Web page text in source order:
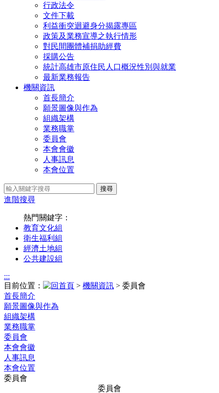
行政法令
文件下載
利益衝突迴避身分揭露專區
政策及業務宣導之執行情形
對民間團體補捐助經費
採購公告
統計高雄市原住民人口概況性別與就業
最新業務報告
機關資訊
首長簡介
願景圖像與作為
組織架構
業務職掌
委員會
本會會徽
人事訊息
本會位置
搜尋
進階搜尋
熱門關鍵字：
教育文化組
衛生福利組
經濟土地組
公共建設組
:::
目前位置：
> 機關資訊 > 委員會
首長簡介
願景圖像與作為
組織架構
業務職掌
委員會
本會會徽
人事訊息
本會位置
委員會
委員會